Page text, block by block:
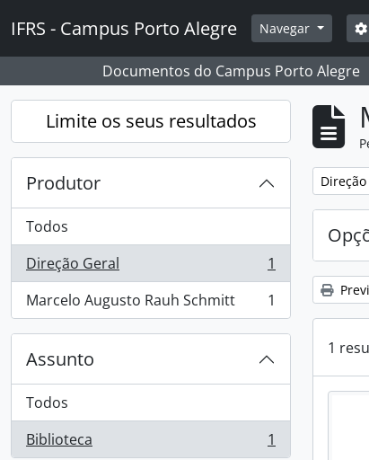
IFRS - Campus Porto Alegre Navegar
Documentos do Campus Porto Alegre
Limite os seus resultados
Produtor
Todos
Direção Geral
, 1 resultados
1
Marcelo Augusto Rauh Schmitt
, 1 resultados 1
Assunto
Todos
Biblioteca
, 1 resultados 1
1